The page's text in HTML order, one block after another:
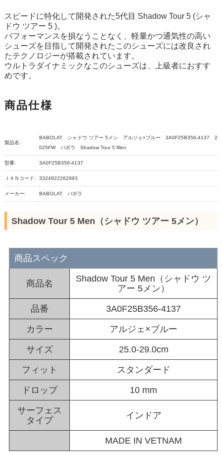
スピードに特化して開発された5代目 Shadow Tour 5 (シャ
ドウ ツアー 5 )。
パフォーマンスを損なうことなく、軽量かつ通気性の高い
シューズを目指して開発されたこのシューズには改良され
たテクノロジーが搭載されています。
ウルトラダイナミックなこのシューズは、上級者におすす
めです。
商品仕様
製品名:
BABOLAT シャドウ ツアー 5メン アルジェ×ブルー 3A0F25B356-4137 2
025FW バボラ Shadow Tour 5 Men
型番: 3A0F25B356-4137
ＪＡＮコード: 3324922262993
メーカー: BABOLAT バボラ
Shadow Tour 5 Men（シャドウ ツアー 5メン）
商品スペック
商品名
Shadow Tour 5 Men（シャドウ ツ
アー 5メン）
品番 3A0F25B356-4137
カラー アルジェ×ブルー
サイズ 25.0-29.0cm
フィット スタンダード
ドロップ 10 mm
サーフェス
タイプ
インドア
MADE IN VETNAM